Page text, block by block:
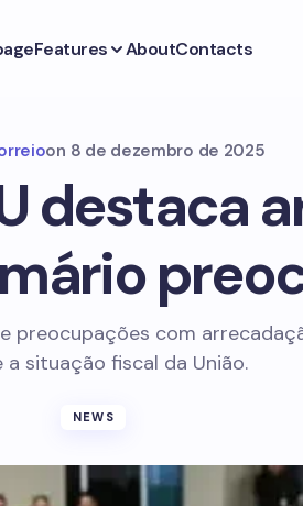
Features AboutContacts
on 8 de dezembro de 2025
destaca
preocupações com
a situação fiscal da União.
NEWS